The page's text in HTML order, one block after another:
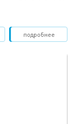
подробнее
Забронировать